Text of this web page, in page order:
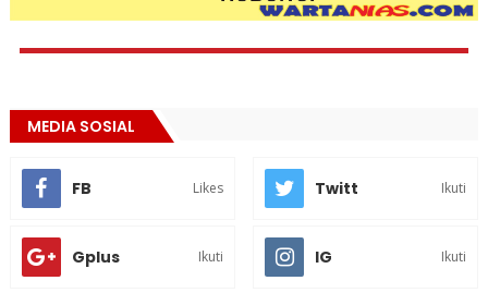
MEDIA SOSIAL
FB Likes Twitt Ikuti
Gplus Ikuti IG Ikuti